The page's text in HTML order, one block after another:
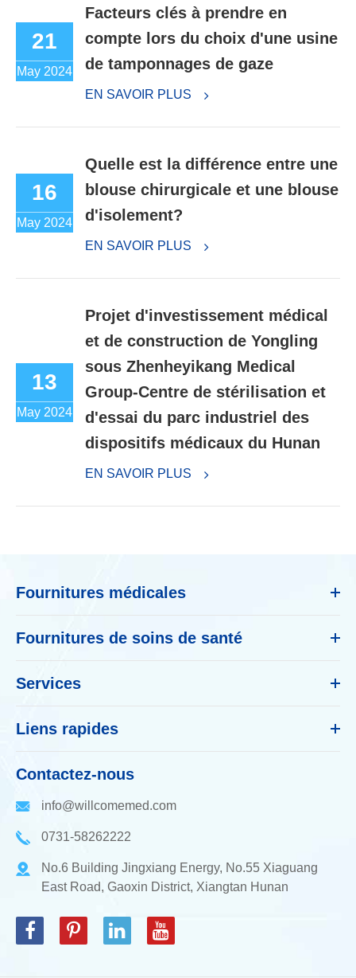
21
May 2024
Facteurs clés à prendre en
compte lors du choix d'une usine
de tamponnages de gaze
EN SAVOIR PLUS
16
May 2024
Quelle est la différence entre une
blouse chirurgicale et une blouse
d'isolement?
EN SAVOIR PLUS
13
May 2024
Projet d'investissement médical
et de construction de Yongling
sous Zhenheyikang Medical
Group-Centre de stérilisation et
d'essai du parc industriel des
dispositifs médicaux du Hunan
EN SAVOIR PLUS
Fournitures médicales
Fournitures de soins de santé
Services
Liens rapides
Contactez-nous
info@willcomemed.com
0731-58262222
No.6 Building Jingxiang Energy, No.55 Xiaguang
East Road, Gaoxin District, Xiangtan Hunan